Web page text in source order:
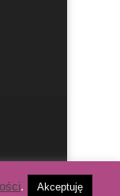
. Akceptuję